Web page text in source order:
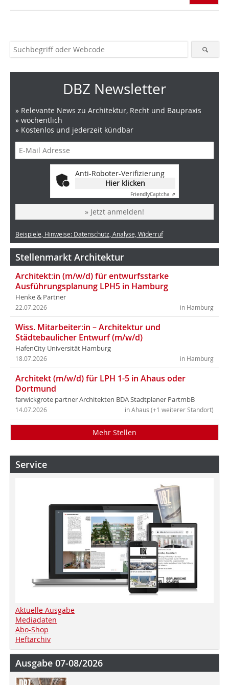
DBZ Newsletter
» Relevante News zu Architektur, Recht und Baupraxis
» wöchentlich
» Kostenlos und jederzeit kündbar
Anti-Roboter-Verifizierung
Hier klicken
FriendlyCaptcha ⇗
» Jetzt anmelden!
Beispiele, Hinweise: Datenschutz, Analyse, Widerruf
Stellenmarkt Architektur
Architekt:in (m/w/d) für entwurfsstarke
Ausführungsplanung LPH5 in Hamburg
Henke & Partner
in Hamburg
22.07.2026
Wiss. Mitarbeiter:in – Architektur und
Städtebaulicher Entwurf (m/w/d)
HafenCity Universität Hamburg
in Hamburg
18.07.2026
Architekt (m/w/d) für LPH 1-5 in Ahaus oder
Dortmund
farwickgrote partner Architekten BDA Stadtplaner PartmbB
in Ahaus (+1 weiterer Standort)
14.07.2026
Mehr Stellen
Service
Aktuelle Ausgabe
Mediadaten
Abo-Shop
Heftarchiv
Ausgabe 07-08/2026